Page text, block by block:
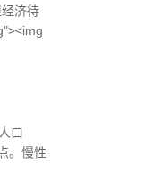
济待
口
。慢性